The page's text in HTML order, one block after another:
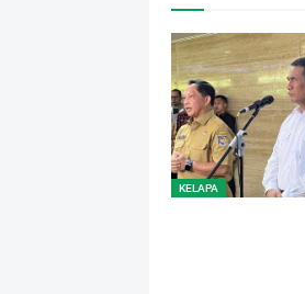
KELAPA